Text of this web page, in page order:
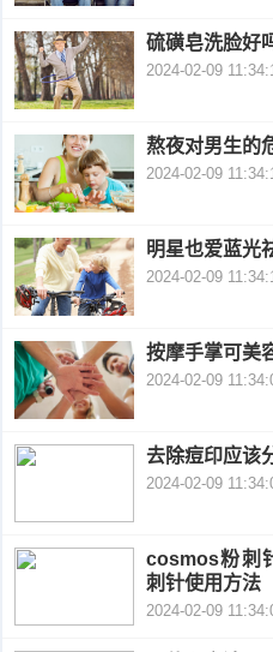
瘙
痒
囊
炎
粉
刺
抗
衰
老
痤
疮
风
疹
皮
肤
护
疹
子
湿
硫磺皂洗脸好
2024-02-09
熬夜对男生的
2024-02-09
明星也爱蓝光
2024-02-09
按摩手掌可美
2024-02-09
去除痘印应该
2024-02-09
cosmos粉刺
刺针使用方法
2024-02-09